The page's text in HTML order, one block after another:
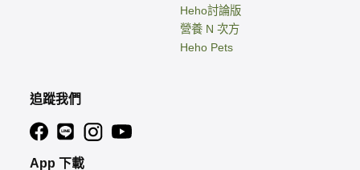
Heho討論版
營養 N 次方
Heho Pets
追蹤我們
App 下載